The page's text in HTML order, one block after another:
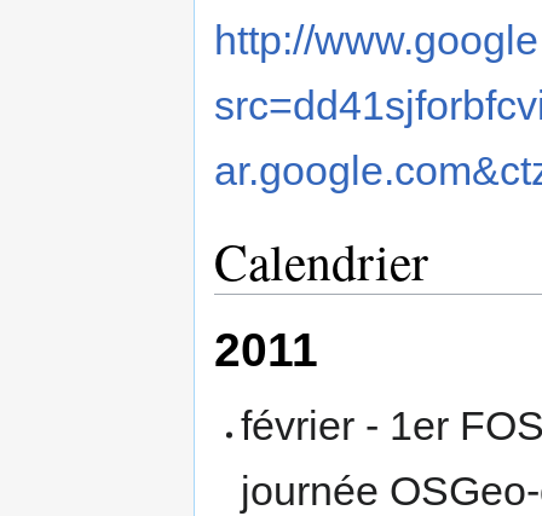
http://
Calendrier
2011
février - 1er
journée